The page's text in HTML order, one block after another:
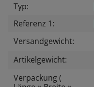
Typ:
Referenz 1:
Versandgewicht:
Artikelgewicht:
Verpackung (